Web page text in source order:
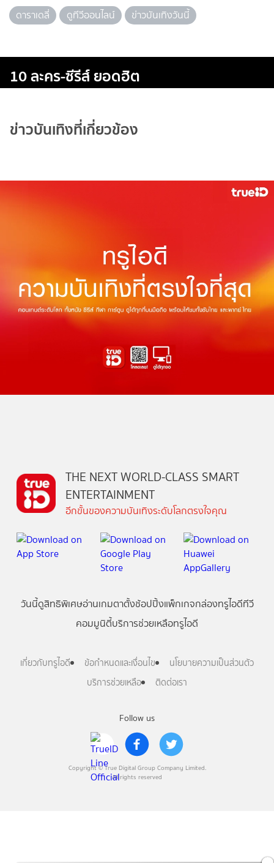
ดาราเดลี่
ดูทีวีออนไลน์ ข่าวบันเทิงวันนี้
10 ละคร-ซีรีส์ ยอดฮิต
ข่าวบันเทิงที่เกี่ยวข้อง
Follow us
Copyright © True Digital Group Company Limited.
All rights reserved
THE NEXT WORLD-CLASS SMART
ENTERTAINMENT
อีกขั้นของความบันเทิงระดับโลกตรงใจคุณ
วันนี้ดูสิทธิพิเศษอ่านเกมตาตั้งช้อปปิ้งแพ็กเกจกล่องทรูไอดีทีวี
คอมมูนิตี้บริการช่วยเหลือทรูไอดี
เกี่ยวกับทรูไอดี ข้อกำหนดและเงื่อนไข
นโยบายความเป็นส่วนตัว
บริการช่วยเหลือ
ติดต่อเรา